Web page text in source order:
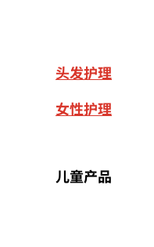
头发护理
女性护理
儿童产品